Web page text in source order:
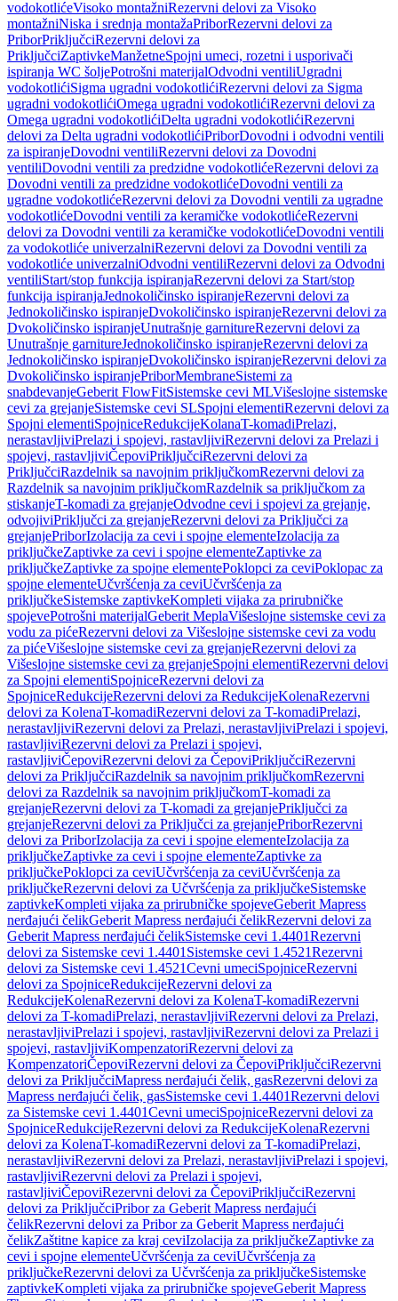
vodokotlićeVisoko montažniRezervni delovi za Visoko
montažniNiska i srednja montažaPriborRezervni delovi za
PriborPriključciRezervni delovi za
PriključciZaptivkeManžetneSpojni umeci, rozetni i usporivači
ispiranja WC šoljePotrošni materijalOdvodni ventiliUgradni
vodokotlićiSigma ugradni vodokotlićiRezervni delovi za Sigma
ugradni vodokotlićiOmega ugradni vodokotlićiRezervni delovi za
Omega ugradni vodokotlićiDelta ugradni vodokotlićiRezervni
delovi za Delta ugradni vodokotlićiPriborDovodni i odvodni ventili
za ispiranjeDovodni ventiliRezervni delovi za Dovodni
ventiliDovodni ventili za predzidne vodokotlićeRezervni delovi za
Dovodni ventili za predzidne vodokotlićeDovodni ventili za
ugradne vodokotlićeRezervni delovi za Dovodni ventili za ugradne
vodokotlićeDovodni ventili za keramičke vodokotlićeRezervni
delovi za Dovodni ventili za keramičke vodokotlićeDovodni ventili
za vodokotliće univerzalniRezervni delovi za Dovodni ventili za
vodokotliće univerzalniOdvodni ventiliRezervni delovi za Odvodni
ventiliStart/stop funkcija ispiranjaRezervni delovi za Start/stop
funkcija ispiranjaJednokoličinsko ispiranjeRezervni delovi za
Jednokoličinsko ispiranjeDvokoličinsko ispiranjeRezervni delovi za
Dvokoličinsko ispiranjeUnutrašnje garnitureRezervni delovi za
Unutrašnje garnitureJednokoličinsko ispiranjeRezervni delovi za
Jednokoličinsko ispiranjeDvokoličinsko ispiranjeRezervni delovi za
Dvokoličinsko ispiranjePriborMembraneSistemi za
snabdevanjeGeberit FlowFitSistemske cevi MLVišeslojne sistemske
cevi za grejanjeSistemske cevi SLSpojni elementiRezervni delovi za
Spojni elementiSpojniceRedukcijeKolanaT-komadiPrelazi,
nerastavljiviPrelazi i spojevi, rastavljiviRezervni delovi za Prelazi i
spojevi, rastavljiviČepoviPriključciRezervni delovi za
PriključciRazdelnik sa navojnim priključkomRezervni delovi za
Razdelnik sa navojnim priključkomRazdelnik sa priključkom za
stiskanjeT-komadi za grejanjeOdvodne cevi i spojevi za grejanje,
odvojiviPriključci za grejanjeRezervni delovi za Priključci za
grejanjePriborIzolacija za cevi i spojne elementeIzolacija za
priključkeZaptivke za cevi i spojne elementeZaptivke za
priključkeZaptivke za spojne elementePoklopci za ceviPoklopac za
spojne elementeUčvršćenja za ceviUčvršćenja za
priključkeSistemske zaptivkeKompleti vijaka za prirubničke
spojevePotrošni materijalGeberit MeplaVišeslojne sistemske cevi za
vodu za pićeRezervni delovi za Višeslojne sistemske cevi za vodu
za pićeVišeslojne sistemske cevi za grejanjeRezervni delovi za
Višeslojne sistemske cevi za grejanjeSpojni elementiRezervni delovi
za Spojni elementiSpojniceRezervni delovi za
SpojniceRedukcijeRezervni delovi za RedukcijeKolenaRezervni
delovi za KolenaT-komadiRezervni delovi za T-komadiPrelazi,
nerastavljiviRezervni delovi za Prelazi, nerastavljiviPrelazi i spojevi,
rastavljiviRezervni delovi za Prelazi i spojevi,
rastavljiviČepoviRezervni delovi za ČepoviPriključciRezervni
delovi za PriključciRazdelnik sa navojnim priključkomRezervni
delovi za Razdelnik sa navojnim priključkomT-komadi za
grejanjeRezervni delovi za T-komadi za grejanjePriključci za
grejanjeRezervni delovi za Priključci za grejanjePriborRezervni
delovi za PriborIzolacija za cevi i spojne elementeIzolacija za
priključkeZaptivke za cevi i spojne elementeZaptivke za
priključkePoklopci za ceviUčvršćenja za ceviUčvršćenja za
priključkeRezervni delovi za Učvršćenja za priključkeSistemske
zaptivkeKompleti vijaka za prirubničke spojeveGeberit Mapress
nerđajući čelikGeberit Mapress nerđajući čelikRezervni delovi za
Geberit Mapress nerđajući čelikSistemske cevi 1.4401Rezervni
delovi za Sistemske cevi 1.4401 Sistemske cevi 1.4521Rezervni
delovi za Sistemske cevi 1.4521Cevni umeciSpojniceRezervni
delovi za SpojniceRedukcijeRezervni delovi za
RedukcijeKolenaRezervni delovi za KolenaT-komadiRezervni
delovi za T-komadiPrelazi, nerastavljiviRezervni delovi za Prelazi,
nerastavljiviPrelazi i spojevi, rastavljiviRezervni delovi za Prelazi i
spojevi, rastavljiviKompenzatoriRezervni delovi za
KompenzatoriČepoviRezervni delovi za ČepoviPriključciRezervni
delovi za PriključciMapress nerđajući čelik, gasRezervni delovi za
Mapress nerđajući čelik, gasSistemske cevi 1.4401Rezervni delovi
za Sistemske cevi 1.4401Cevni umeciSpojniceRezervni delovi za
SpojniceRedukcijeRezervni delovi za RedukcijeKolenaRezervni
delovi za KolenaT-komadiRezervni delovi za T-komadiPrelazi,
nerastavljiviRezervni delovi za Prelazi, nerastavljiviPrelazi i spojevi,
rastavljiviRezervni delovi za Prelazi i spojevi,
rastavljiviČepoviRezervni delovi za ČepoviPriključciRezervni
delovi za PriključciPribor za Geberit Mapress nerđajući
čelikRezervni delovi za Pribor za Geberit Mapress nerđajući
čelikZaštitne kapice za kraj ceviIzolacija za priključkeZaptivke za
cevi i spojne elementeUčvršćenja za ceviUčvršćenja za
priključkeRezervni delovi za Učvršćenja za priključkeSistemske
zaptivkeKompleti vijaka za prirubničke spojeveGeberit Mapress